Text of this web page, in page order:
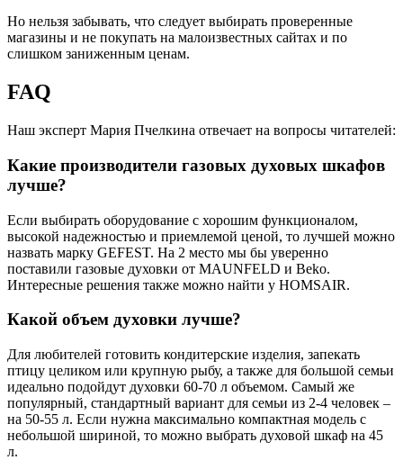
Но нельзя забывать, что следует выбирать проверенные
магазины и не покупать на малоизвестных сайтах и по
слишком заниженным ценам.
FAQ
Наш эксперт Мария Пчелкина отвечает на вопросы читателей:
Какие производители газовых духовых шкафов
лучше?
Если выбирать оборудование с хорошим функционалом,
высокой надежностью и приемлемой ценой, то лучшей можно
назвать марку GEFEST. На 2 место мы бы уверенно
поставили газовые духовки от MAUNFELD и Beko.
Интересные решения также можно найти у HOMSAIR.
Какой объем духовки лучше?
Для любителей готовить кондитерские изделия, запекать
птицу целиком или крупную рыбу, а также для большой семьи
идеально подойдут духовки 60-70 л объемом. Самый же
популярный, стандартный вариант для семьи из 2-4 человек –
на 50-55 л. Если нужна максимально компактная модель с
небольшой шириной, то можно выбрать духовой шкаф на 45
л.